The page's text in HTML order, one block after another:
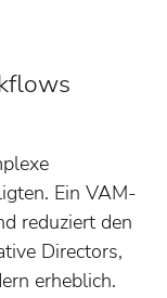
Ein VAM-
reduziert den
Directors,
erheblich.